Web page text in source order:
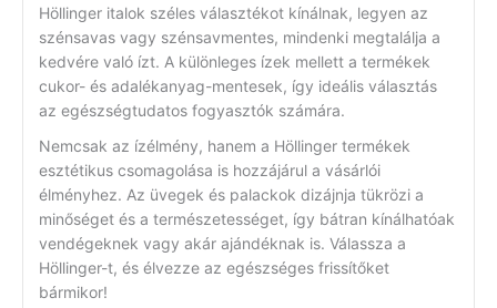
Höllinger italok széles választékot kínálnak, legyen az
szénsavas vagy szénsavmentes, mindenki megtalálja a
kedvére való ízt. A különleges ízek mellett a termékek
cukor- és adalékanyag-mentesek, így ideális választás
az egészségtudatos fogyasztók számára.
Nemcsak az ízélmény, hanem a Höllinger termékek
esztétikus csomagolása is hozzájárul a vásárlói
élményhez. Az üvegek és palackok dizájnja tükrözi a
minőséget és a természetességet, így bátran kínálhatóak
vendégeknek vagy akár ajándéknak is. Válassza a
Höllinger-t, és élvezze az egészséges frissítőket
bármikor!